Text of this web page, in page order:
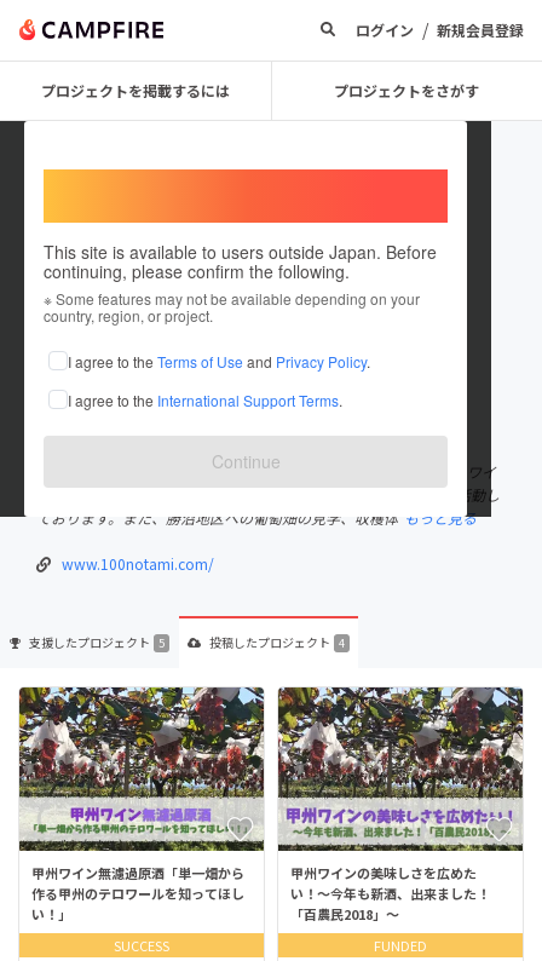
ログイン / 新規会員登録
プロジェクトを掲載するには プロジェクトをさがす
This site is available to users outside Japan. Before
continuing, please confirm the following.
※ Some features may not be available depending on your
country, region, or project.
I agree to the Terms of Use and Privacy Policy.
I agree to the International Support Terms.
Continue
etoh_100notami
これまでに5回支援して4件のプロジェクトを投稿しています
在住国：日本 現在地：東京都
出身国：未設定
私たち、『百農民』(ひゃくのうたみ)は、百農民用の葡萄の栽培、ワイ
ン生産までのプロデュース、日本のワインを広める啓蒙を目的に活動し
ております。また、勝沼地区への葡萄畑の見学、収穫体 もっと見る
www.100notami.com/
支援したプロジェクト 5 投稿したプロジェクト 4
甲州ワイン無濾過原酒「単一畑から
作る甲州のテロワールを知ってほし
い！」
SUCCESS
甲州ワインの美味しさを広めた
い！〜今年も新酒、出来ました！
「百農民2018」〜
FUNDED